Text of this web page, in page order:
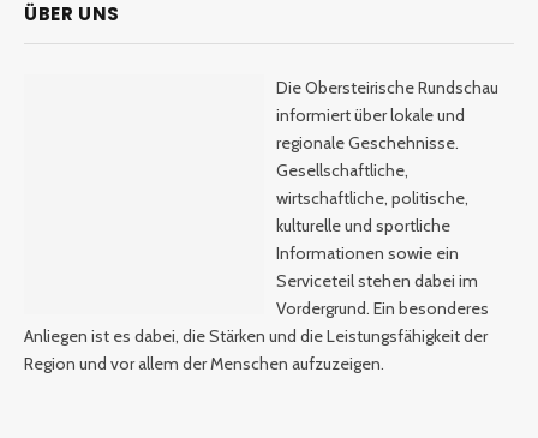
ÜBER UNS
Die Obersteirische Rundschau
informiert über lokale und
regionale Geschehnisse.
Gesellschaftliche,
wirtschaftliche, politische,
kulturelle und sportliche
Informationen sowie ein
Serviceteil stehen dabei im
Vordergrund. Ein besonderes
Anliegen ist es dabei, die Stärken und die Leistungsfähigkeit der
Region und vor allem der Menschen aufzuzeigen.